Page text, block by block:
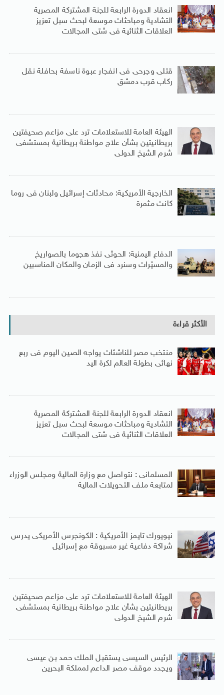
انعقاد الدورة الرابعة للجنة المشتركة المصرية
التشادية ومباحثات موسعة لبحث سبل تعزيز
العلاقات الثنائية فى شتى المجالات
قتلى وجرحى فى انفجار عبوة ناسفة بحافلة نقل
ركاب قرب دمشق
الهيئة العامة للاستعلامات ترد على مزاعم صحيفتين
بريطانيتين بشأن علاج مواطنة بريطانية بمستشفى
شرم الشيخ الدولى
الخارجية الأمريكية: محادثات إسرائيل ولبنان فى روما
كانت مثمرة
الدفاع اليمنية: الحوثى نفذ هجوما بالصواريخ
والمسيّرات وسنرد فى الزمان والمكان المناسبين
الأكثر قراءة
منتخب مصر للناشئات يواجه الصين اليوم فى ربع
نهائى بطولة العالم لكرة اليد
انعقاد الدورة الرابعة للجنة المشتركة المصرية
التشادية ومباحثات موسعة لبحث سبل تعزيز
العلاقات الثنائية فى شتى المجالات
المسلمانى : نتواصل مع وزارة المالية ومجلس الوزراء
لمتابعة ملف التحويلات المالية
نيويورك تايمز الأمريكية : الكونجرس الأمريكى يدرس
شراكة دفاعية غير مسبوقة مع إسرائيل
الهيئة العامة للاستعلامات ترد على مزاعم صحيفتين
بريطانيتين بشأن علاج مواطنة بريطانية بمستشفى
شرم الشيخ الدولى
الرئيس السيسى يستقبل الملك حمد بن عيسى
ويجدد موقف مصر الداعم لمملكة البحرين